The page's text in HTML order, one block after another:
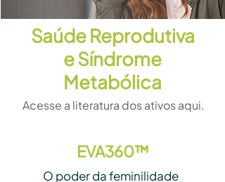
Saúde Reprodutiva
e Síndrome
Metabólica
Acesse a literatura dos ativos aqui.
EVA360™
O poder da feminilidade